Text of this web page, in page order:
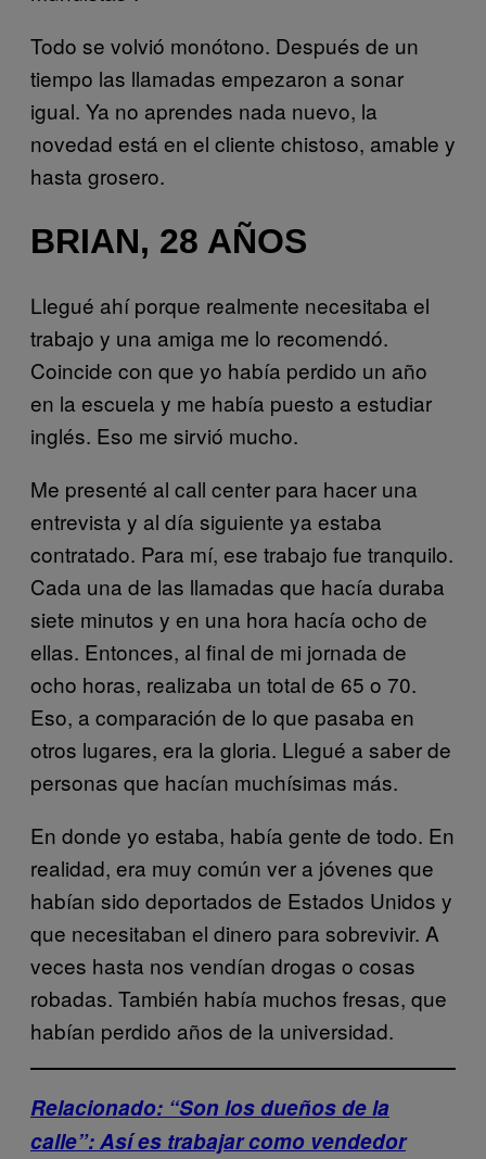
Todo se volvió monótono. Después de un
tiempo las llamadas empezaron a sonar
igual. Ya no aprendes nada nuevo, la
novedad está en el cliente chistoso, amable y
hasta grosero.
BRIAN, 28 AÑOS
Llegué ahí porque realmente necesitaba el
trabajo y una amiga me lo recomendó.
Coincide con que yo había perdido un año
en la escuela y me había puesto a estudiar
inglés. Eso me sirvió mucho.
Me presenté al call center para hacer una
entrevista y al día siguiente ya estaba
contratado. Para mí, ese trabajo fue tranquilo.
Cada una de las llamadas que hacía duraba
siete minutos y en una hora hacía ocho de
ellas. Entonces, al final de mi jornada de
ocho horas, realizaba un total de 65 o 70.
Eso, a comparación de lo que pasaba en
otros lugares, era la gloria. Llegué a saber de
personas que hacían muchísimas más.
En donde yo estaba, había gente de todo. En
realidad, era muy común ver a jóvenes que
habían sido deportados de Estados Unidos y
que necesitaban el dinero para sobrevivir. A
veces hasta nos vendían drogas o cosas
robadas. También había muchos fresas, que
habían perdido años de la universidad.
Relacionado: “Son los dueños de la
calle”: Así es trabajar como vendedor